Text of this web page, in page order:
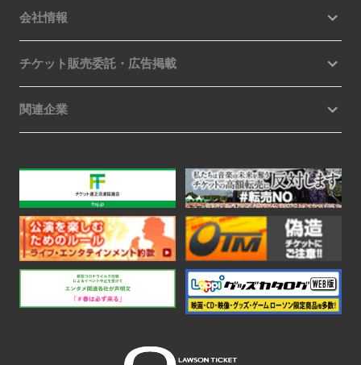
会社情報
チケット販売委託・広告掲載
関連企業